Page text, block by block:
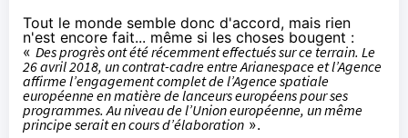
Tout le monde semble donc d'accord, mais rien
n'est encore fait... même si les choses bougent :
« Des progrès ont été récemment effectués sur ce terrain. Le
26 avril 2018, un contrat-cadre entre Arianespace et l’Agence
affirme l’engagement complet de l’Agence spatiale
européenne en matière de lanceurs européens pour ses
programmes. Au niveau de l’Union européenne, un même
principe serait en cours d’élaboration ».